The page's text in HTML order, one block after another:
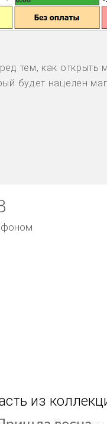
тем, как открыть
будет нацелен
фоном
из